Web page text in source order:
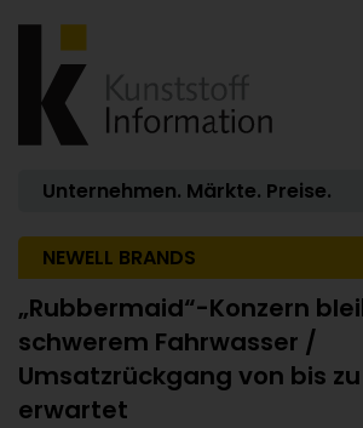
Unternehmen. Märkte. Preise.
NEWELL BRANDS
„Rubbermaid“-Konzern
schwerem Fahrwasser /
Umsatzrückgang von bis zu
erwartet